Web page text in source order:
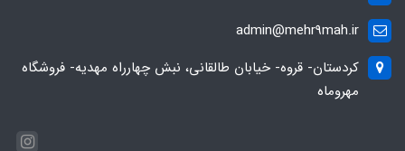
admin@mehr9mah.ir
کردستان- قروه- خیابان طالقانی، نبش چهارراه مهدیه- فروشگاه
مهروماه